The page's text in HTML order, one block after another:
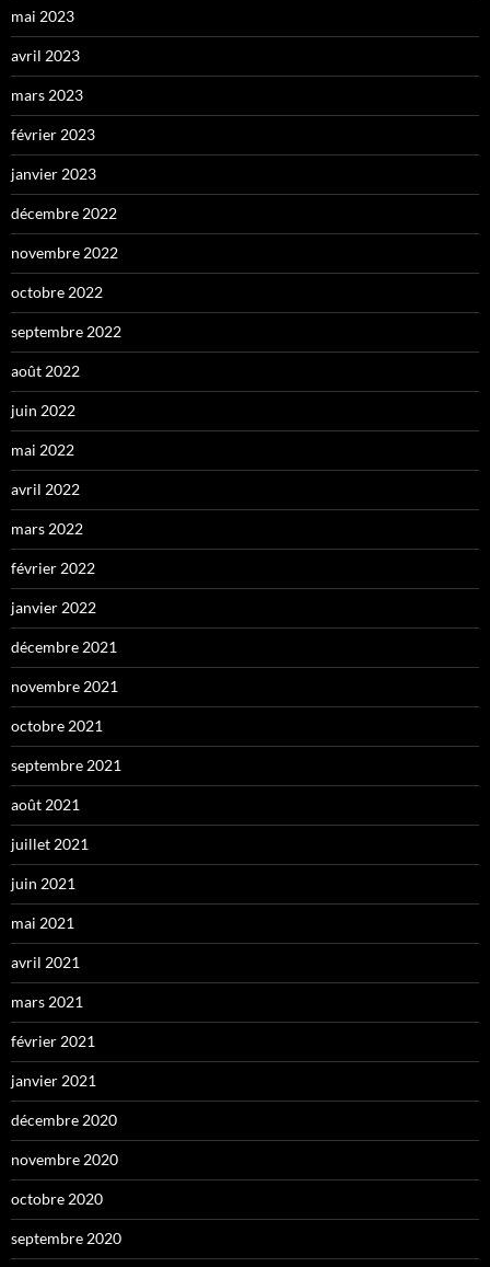
mai 2023
avril 2023
mars 2023
février 2023
janvier 2023
décembre 2022
novembre 2022
octobre 2022
septembre 2022
août 2022
juin 2022
mai 2022
avril 2022
mars 2022
février 2022
janvier 2022
décembre 2021
novembre 2021
octobre 2021
septembre 2021
août 2021
juillet 2021
juin 2021
mai 2021
avril 2021
mars 2021
février 2021
janvier 2021
décembre 2020
novembre 2020
octobre 2020
septembre 2020